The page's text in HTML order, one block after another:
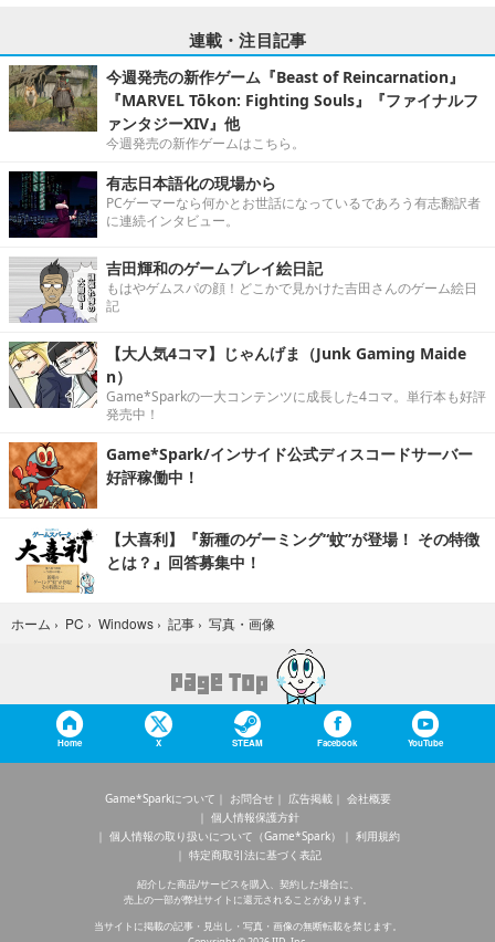
連載・注目記事
今週発売の新作ゲーム『Beast of Reincarnation』
『MARVEL Tōkon: Fighting Souls』『ファイナルフ
ァンタジーXIV』他
今週発売の新作ゲームはこちら。
有志日本語化の現場から
PCゲーマーなら何かとお世話になっているであろう有志翻訳者
に連続インタビュー。
吉田輝和のゲームプレイ絵日記
もはやゲムスパの顔！どこかで見かけた吉田さんのゲーム絵日
記
【大人気4コマ】じゃんげま（Junk Gaming Maide
n）
Game*Sparkの一大コンテンツに成長した4コマ。単行本も好評
発売中！
Game*Spark/インサイド公式ディスコードサーバー
好評稼働中！
【大喜利】『新種のゲーミング“蚊”が登場！ その特徴
とは？』回答募集中！
ホーム › PC › Windows › 記事 › 写真・画像
Home X STEAM Facebook YouTube
Game*Sparkについて お問合せ 広告掲載
会社概要
個人情報保護方針
個人情報の取り扱いについて（Game*Spark）
利用規約
特定商取引法に基づく表記
紹介した商品/サービスを購入、契約した場合に、
売上の一部が弊社サイトに還元されることがあります。
当サイトに掲載の記事・見出し・写真・画像の無断転載を禁じます。